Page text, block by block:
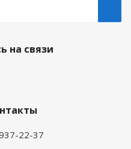
на связи
22-37